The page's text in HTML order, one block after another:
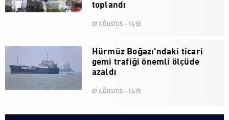
toplandı
07 AĞUSTOS - 14:50
Hürmüz Boğazı'ndaki ticari
gemi trafiği önemli ölçüde
azaldı
07 AĞUSTOS - 14:29